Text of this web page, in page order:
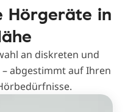
Hörgeräte in
an diskreten und
abgestimmt auf Ihren